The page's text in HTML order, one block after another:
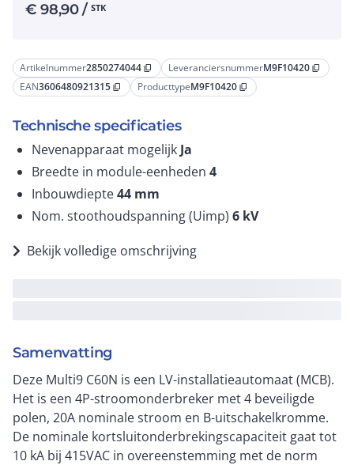
Artikelnummer2850274044 content_copy LeveranciersnummerM9F10420 content_copy
EAN3606480921315 content_copy ProducttypeM9F10420 content_copy
Technische specificaties
Nevenapparaat mogelijk Ja
Breedte in module-eenheden 4
Inbouwdiepte44 mm
Nom. stoothoudspanning (Uimp) 6 kV
Bekijk volledige omschrijving
Samenvatting
Deze Multi9 C60N is een LV-installatieautomaat (MCB).
Het is een 4P-stroomonderbreker met 4 beveiligde
polen, 20A nominale stroom en B-uitschakelkromme.
De nominale kortsluitonderbrekingscapaciteit gaat tot
10 kA bij 415VAC in overeenstemming met de norm
€98,90/ STK